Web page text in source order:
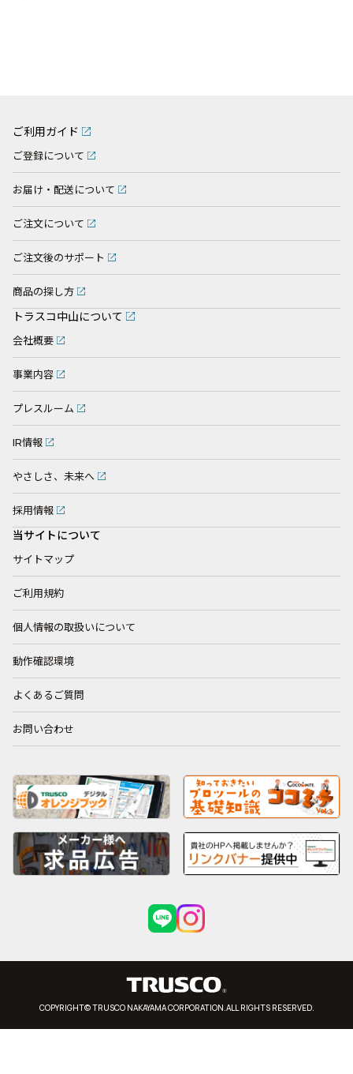
ご利用ガイド
ご登録について
お届け・配送について
ご注文について
ご注文後のサポート
商品の探し方
トラスコ中山について
会社概要
事業内容
プレスルーム
IR情報
やさしさ、未来へ
採用情報
当サイトについて
サイトマップ
ご利用規約
個人情報の取扱いについて
動作確認環境
よくあるご質問
お問い合わせ
COPYRIGHT© TRUSCO NAKAYAMA CORPORATION.ALL RIGHTS RESERVED.